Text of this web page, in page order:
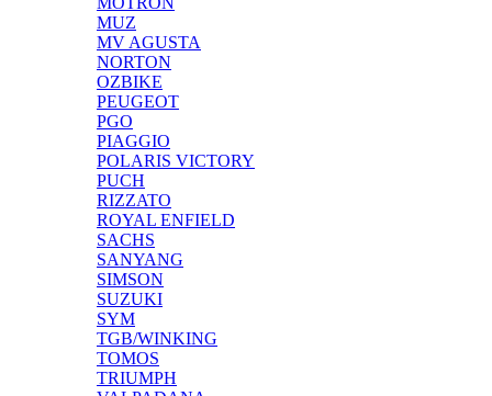
MUZ
MV AGUSTA
NORTON
OZBIKE
PEUGEOT
PGO
PIAGGIO
POLARIS VICTORY
PUCH
RIZZATO
ROYAL ENFIELD
SACHS
SANYANG
SIMSON
SUZUKI
SYM
TGB/WINKING
TOMOS
TRIUMPH